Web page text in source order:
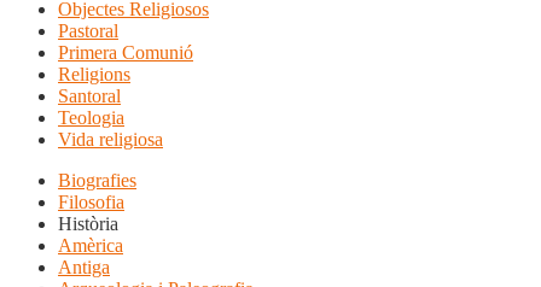
Objectes Religiosos
Pastoral
Primera Comunió
Religions
Santoral
Teologia
Vida religiosa
Biografies
Filosofia
Història
Amèrica
Antiga